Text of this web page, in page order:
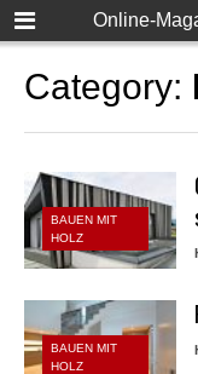
Online-
Category:
BAUEN MIT
HOLZ
BAUEN MIT
HOLZ